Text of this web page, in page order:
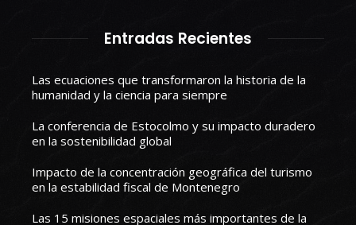
Entradas Recientes
Las ecuaciones que transformaron la historia de la
humanidad y la ciencia para siempre
La conferencia de Estocolmo y su impacto duradero
en la sostenibilidad global
Impacto de la concentración geográfica del turismo
en la estabilidad fiscal de Montenegro
Las 15 misiones espaciales más importantes de la